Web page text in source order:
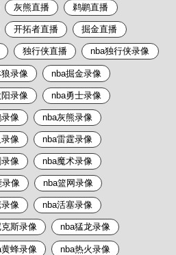
灰熊直播 鹈鹕直播
开拓者直播 掘金直播
独行侠直播 nba独行侠录像
录像 nba掘金录像
录像 nba勇士录像
像 nba灰熊录像
像 nba雷霆录像
像 nba魔术录像
录像 nba篮网录像
像 nba活塞录像
斯录像 nba猛龙录像
蜂录像 nba热火录像